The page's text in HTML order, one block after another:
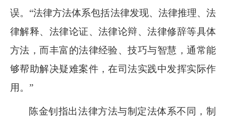
误。“法律方法体系包括法律发现、法律推理、法
律解释、法律论证、法律论辩、法律修辞等具体
方法，而丰富的法律经验、技巧与智慧，通常能
够帮助解决疑难案件，在司法实践中发挥实际作
用。”
陈金钊指出法律方法与制定法体系不同，制